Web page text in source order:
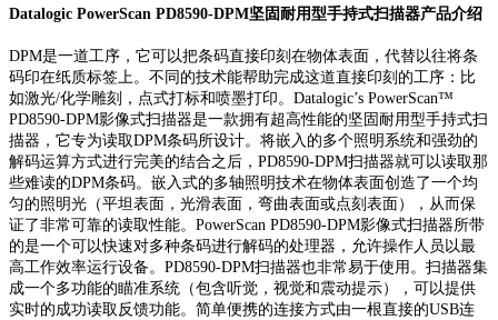
Datalogic PowerScan PD8590-DPM坚固耐用型手持式扫描器产品介绍
DPM是一道工序，它可以把条码直接印刻在物体表面，代替以往将条
码印在纸质标签上。不同的技术能帮助完成这道直接印刻的工序：比
如激光/化学雕刻，点式打标和喷墨打印。Datalogic’s PowerScan™
PD8590-DPM影像式扫描器是一款拥有超高性能的坚固耐用型手持式扫
描器，它专为读取DPM条码所设计。将嵌入的多个照明系统和强劲的
解码运算方式进行完美的结合之后，PD8590-DPM扫描器就可以读取那
些难读的DPM条码。嵌入式的多轴照明技术在物体表面创造了一个均
匀的照明光（平坦表面，光滑表面，弯曲表面或点刻表面），从而保
证了非常可靠的读取性能。PowerScan PD8590-DPM影像式扫描器所带
的是一个可以快速对多种条码进行解码的处理器，允许操作人员以最
高工作效率运行设备。PD8590-DPM扫描器也非常易于使用。扫描器集
成一个多功能的瞄准系统（包含听觉，视觉和震动提示），可以提供
实时的成功读取反馈功能。简单便携的连接方式由一根直接的USB连